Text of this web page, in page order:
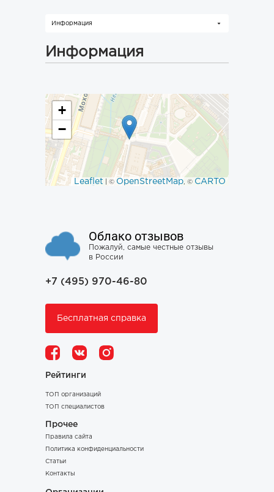
Информация
Информация
+
−
Leaflet | © OpenStreetMap, © CARTO
Облако отзывов
Пожалуй, самые честные отзывы
в России
+7 (495) 970-46-80
Бесплатная справка
Рейтинги
ТОП организаций
ТОП специалистов
Прочее
Правила сайта
Политика конфиденциальности
Статьи
Контакты